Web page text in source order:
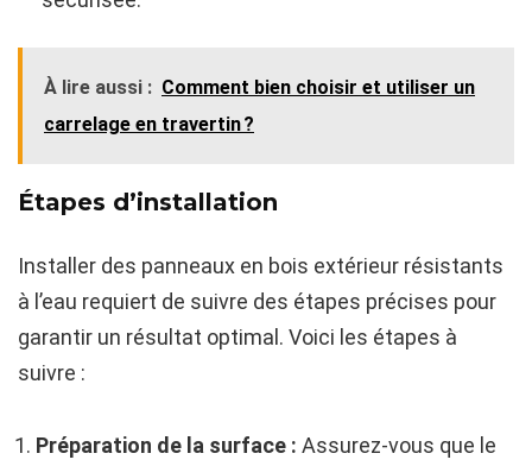
À lire aussi : Comment bien choisir et utiliser un
carrelage en travertin ?
Étapes d’installation
Installer des panneaux en bois extérieur résistants
à l’eau requiert de suivre des étapes précises pour
garantir un résultat optimal. Voici les étapes à
suivre :
Préparation de la surface : Assurez-vous que le